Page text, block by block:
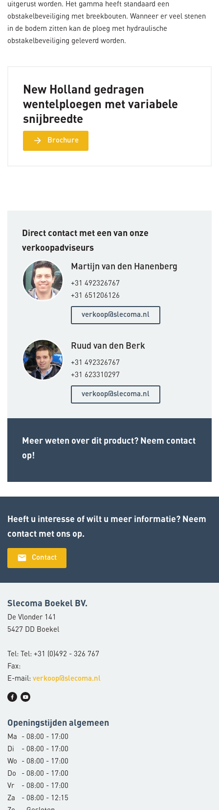
uitgerust worden. Het gamma heeft standaard een
obstakelbeveiliging met breekbouten. Wanneer er veel stenen
in de bodem zitten kan de ploeg met hydraulische
obstakelbeveiliging geleverd worden.
New Holland gedragen
wentelploegen met variabele
snijbreedte
arrow_forward Brochure
Meer weten over dit product? Neem contact
op!
Direct contact met een van onze
verkoopadviseurs
Martijn van den Hanenberg
+31 492326767
+31 651206126
verkoop@slecoma.nl
Ruud van den Berk
+31 492326767
+31 623310297
verkoop@slecoma.nl
Heeft u interesse of wilt u meer informatie? Neem
contact met ons op.
email Contact
Slecoma Boekel BV.
De Vlonder 141
5427 DD Boekel
Tel: Tel: +31 (0)492 - 326 767
Fax:
E-mail: verkoop@slecoma.nl
Openingstijden algemeen
Ma
- 08:00 - 17:00
Di
- 08:00 - 17:00
Wo
- 08:00 - 17:00
Do
- 08:00 - 17:00
Vr
- 08:00 - 17:00
Za
- 08:00 - 12:15